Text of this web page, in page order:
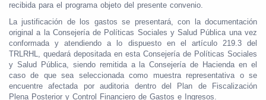
recibida para el programa objeto del presente convenio.
La justificación de los gastos se presentará, con la documentación
original a la Consejería de Políticas Sociales y Salud Pública una vez
conformada y atendiendo a lo dispuesto en el artículo 219.3 del
TRLRHL, quedará depositada en esta Consejería de Políticas Sociales
y Salud Pública, siendo remitida a la Consejería de Hacienda en el
caso de que sea seleccionada como muestra representativa o se
encuentre afectada por auditoria dentro del Plan de Fiscalización
Plena Posterior y Control Financiero de Gastos e Ingresos.